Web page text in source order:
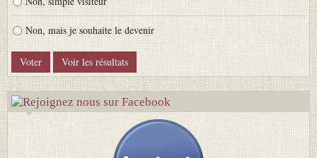
Non, mais je souhaite le devenir